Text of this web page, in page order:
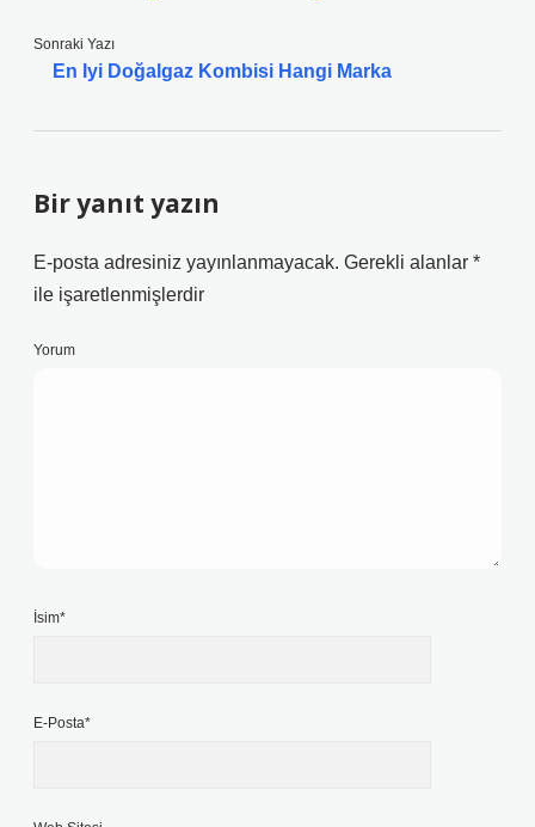
Sonraki Yazı
En Iyi Doğalgaz Kombisi Hangi Marka
Bir yanıt yazın
E-posta adresiniz yayınlanmayacak. Gerekli alanlar *
ile işaretlenmişlerdir
Yorum
İsim*
E-Posta*